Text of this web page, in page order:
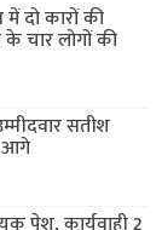
दो कारों की
चार लोगों की
सतीश
आगे